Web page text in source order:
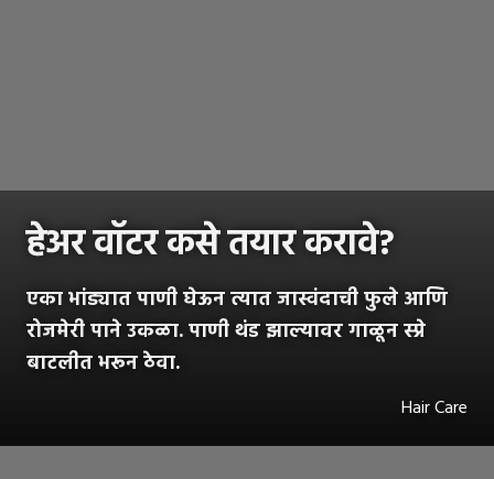
हेअर वॉटर कसे तयार करावे?
एका भांड्यात पाणी घेऊन त्यात जास्वंदाची फुले आणि
रोजमेरी पाने उकळा. पाणी थंड झाल्यावर गाळून स्प्रे
बाटलीत भरून ठेवा.
Hair Care